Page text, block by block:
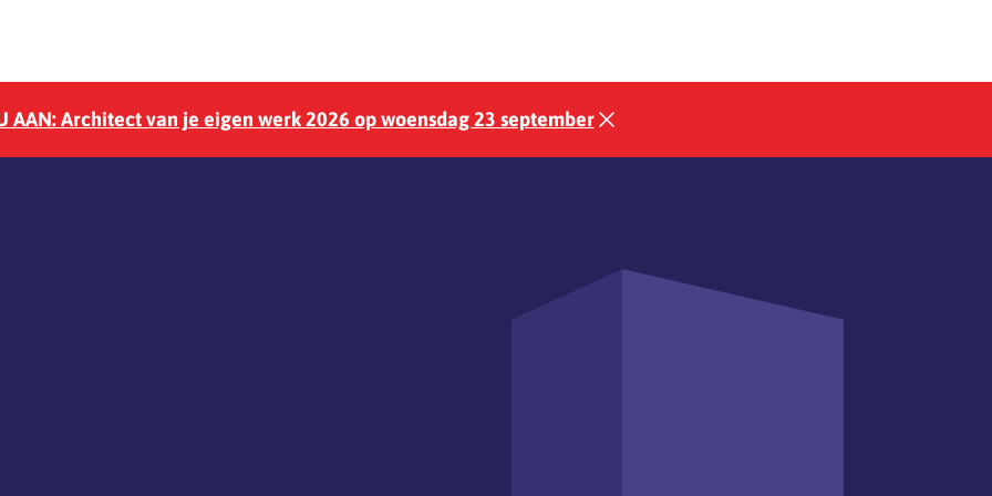
AAN: Architect van je eigen werk 2026 op woensdag 23 september